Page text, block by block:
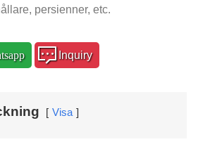
persienner, etc.
Inquiry
Visa